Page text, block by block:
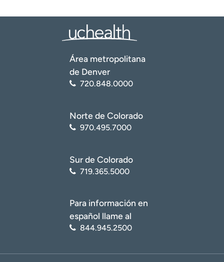
Área metropolitana
de Denver
720.848.0000
Norte de Colorado
970.495.7000
Sur de Colorado
719.365.5000
Para información en
español llame al
844.945.2500